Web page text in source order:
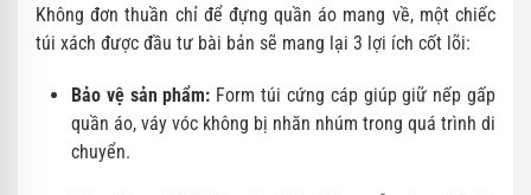
Không đơn thuần chỉ để đựng quần áo mang về, một chiếc
túi xách được đầu tư bài bản sẽ mang lại 3 lợi ích cốt lõi:
Bảo vệ sản phẩm: Form túi cứng cáp giúp giữ nếp gấp
quần áo, váy vóc không bị nhăn nhúm trong quá trình di
chuyển.